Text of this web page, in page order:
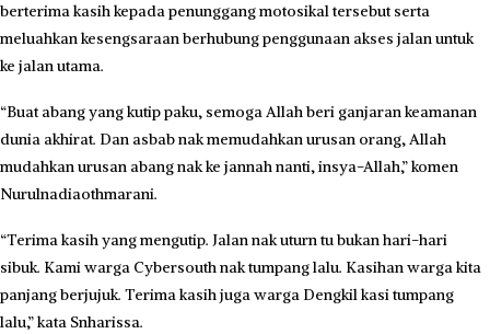
berterima kasih kepada penunggang motosikal tersebut serta
meluahkan kesengsaraan berhubung penggunaan akses jalan untuk
ke jalan utama.
“Buat abang yang kutip paku, semoga Allah beri ganjaran keamanan
dunia akhirat. Dan asbab nak memudahkan urusan orang, Allah
mudahkan urusan abang nak ke jannah nanti, insya-Allah,” komen
Nurulnadiaothmarani.
“Terima kasih yang mengutip. Jalan nak uturn tu bukan hari-hari
sibuk. Kami warga Cybersouth nak tumpang lalu. Kasihan warga kita
panjang berjujuk. Terima kasih juga warga Dengkil kasi tumpang
lalu,” kata Snharissa.